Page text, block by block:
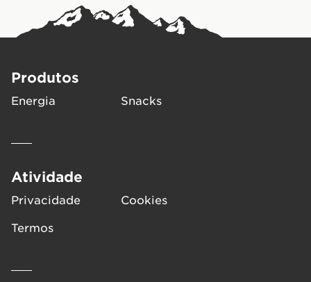
Produtos
Energia Snacks
Atividade
Privacidade
Cookies
Termos